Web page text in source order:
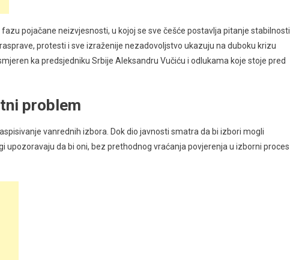
pojačane neizvjesnosti, u kojoj se sve češće postavlja pitanje stabilnosti
protesti i sve izraženije nezadovoljstvo ukazuju na duboku krizu
ka predsjedniku Srbije Aleksandru Vučiću i odlukama koje stoje pred
problem
vanrednih izbora. Dok dio javnosti smatra da bi izbori mogli
upozoravaju da bi oni, bez prethodnog vraćanja povjerenja u izborni proces